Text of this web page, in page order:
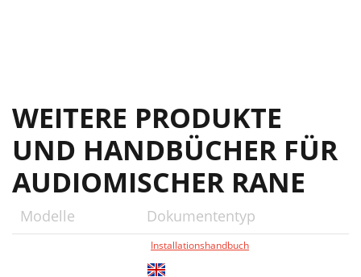
WEITERE PRODUKTE
UND HANDBÜCHER FÜR
AUDIOMISCHER RANE
Modelle Dokumententyp
Installationshandbuch